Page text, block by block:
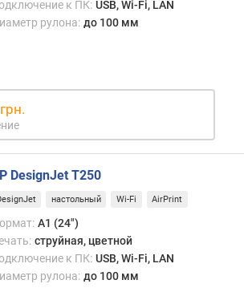
к ПК: USB, Wi-Fi, LAN
рулона: до 100 мм
грн.
DesignJet T250
настольный Wi-Fi AirPrint
A1 (24")
струйная, цветной
к ПК: USB, Wi-Fi, LAN
рулона: до 100 мм